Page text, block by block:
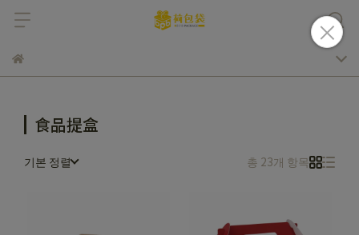
食品提盒
기본 정렬 총 23개 항목